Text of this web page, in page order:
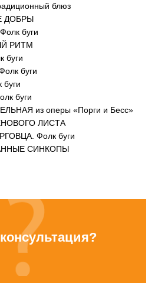
блюз
ДОБРЫ
буги
РИТМ
буги
буги
буги
из оперы «Порги и Бесс»
ЛИСТА
Фолк буги
СИНКОПЫ